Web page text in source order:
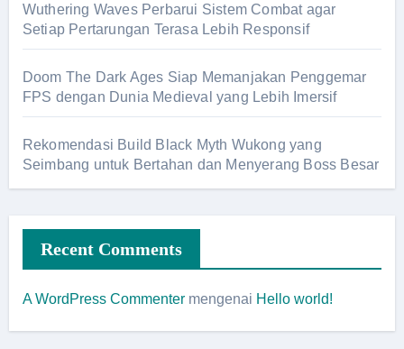
Wuthering Waves Perbarui Sistem Combat agar
Setiap Pertarungan Terasa Lebih Responsif
Doom The Dark Ages Siap Memanjakan Penggemar
FPS dengan Dunia Medieval yang Lebih Imersif
Rekomendasi Build Black Myth Wukong yang
Seimbang untuk Bertahan dan Menyerang Boss Besar
Recent Comments
A WordPress Commentermengenai Hello world!